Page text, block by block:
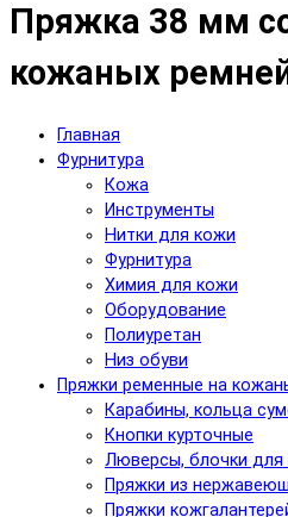
Пряжка 38 мм
кожаных
Главная
Фурнитура
Кожа
Инструменты
Нитки для кожи
Фурнитура
Химия для кожи
Оборудование
Полиуретан
Низ обуви
Пряжки ременные на
Карабины, кольца
Кнопки курточные
Люверсы, блочки для
Пряжки из
Пряжки